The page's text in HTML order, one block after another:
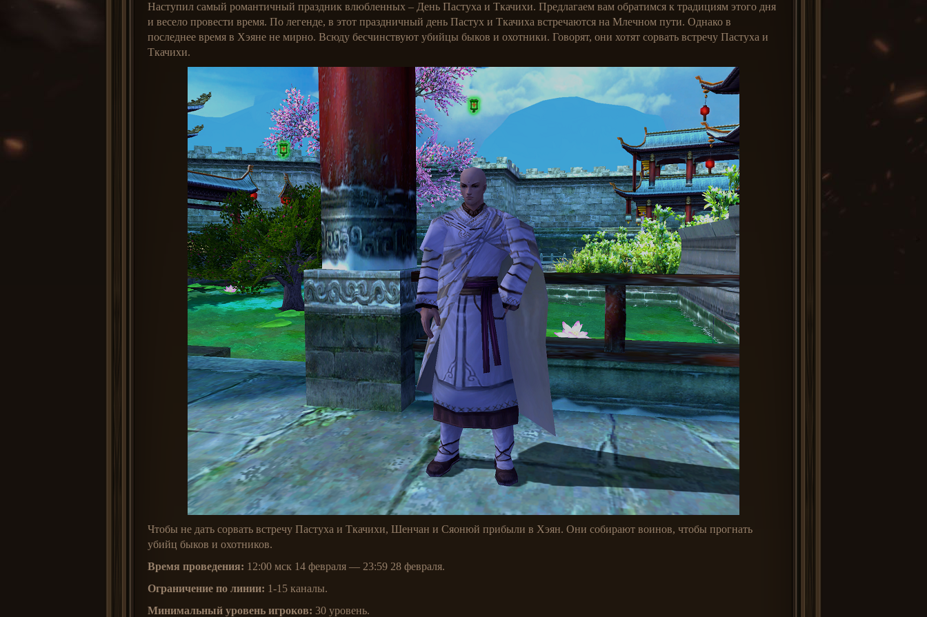
Наступил самый романтичный праздник влюбленных – День Пастуха и Ткачихи. Предлагаем вам обратимся к традициям этого дня
и весело провести время. По легенде, в этот праздничный день Пастух и Ткачиха встречаются на Млечном пути. Однако в
последнее время в Хэяне не мирно. Всюду бесчинствуют убийцы быков и охотники. Говорят, они хотят сорвать встречу Пастуха и
Ткачихи.
Чтобы не дать сорвать встречу Пастуха и Ткачихи, Шенчан и Сяонюй прибыли в Хэян. Они собирают воинов, чтобы прогнать
убийц быков и охотников.
Время проведения: 12:00 мск 14 февраля — 23:59 28 февраля.
Ограничение по линии: 1-15 каналы.
Минимальный уровень игроков: 30 уровень.